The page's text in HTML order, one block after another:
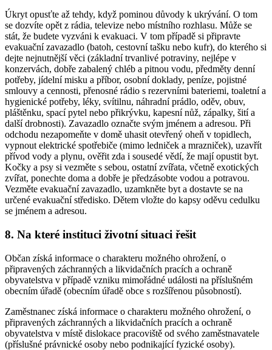
Úkryt opusťte až tehdy, když pominou důvody k ukrývání. O tom
se dozvíte opět z rádia, televize nebo místního rozhlasu. Může se
stát, že budete vyzváni k evakuaci. V tom případě si připravte
evakuační zavazadlo (batoh, cestovní tašku nebo kufr), do kterého si
dejte nejnutnější věci (základní trvanlivé potraviny, nejlépe v
konzervách, dobře zabalený chléb a pitnou vodu, předměty denní
potřeby, jídelní misku a příbor, osobní doklady, peníze, pojistné
smlouvy a cennosti, přenosné rádio s rezervními bateriemi, toaletní a
hygienické potřeby, léky, svítilnu, náhradní prádlo, oděv, obuv,
pláštěnku, spací pytel nebo přikrývku, kapesní nůž, zápalky, šití a
další drobnosti). Zavazadlo označte svým jménem a adresou. Při
odchodu nezapomeňte v domě uhasit otevřený oheň v topidlech,
vypnout elektrické spotřebiče (mimo ledniček a mrazniček), uzavřít
přívod vody a plynu, ověřit zda i sousedé vědí, že mají opustit byt.
Kočky a psy si vezměte s sebou, ostatní zvířata, včetně exotických
zvířat, ponechte doma a dobře je předzásobte vodou a potravou.
Vezměte evakuační zavazadlo, uzamkněte byt a dostavte se na
určené evakuační středisko. Dětem vložte do kapsy oděvu cedulku
se jménem a adresou.
8. Na které instituci životní situaci řešit
Občan získá informace o charakteru možného ohrožení, o
připravených záchranných a likvidačních pracích a ochraně
obyvatelstva v případě vzniku mimořádné události na příslušném
obecním úřadě (obecním úřadě obce s rozšířenou působností).
Zaměstnanec získá informace o charakteru možného ohrožení, o
připravených záchranných a likvidačních pracích a ochraně
obyvatelstva v místě dislokace pracoviště od svého zaměstnavatele
(příslušné právnické osoby nebo podnikající fyzické osoby).